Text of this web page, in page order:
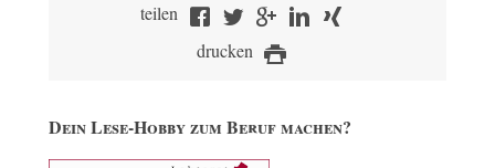
teilen
drucken
Dein Lese-Hobby zum Beruf machen?